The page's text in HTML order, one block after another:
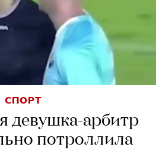
СПОРТ
девушка-арбитр
потроллила